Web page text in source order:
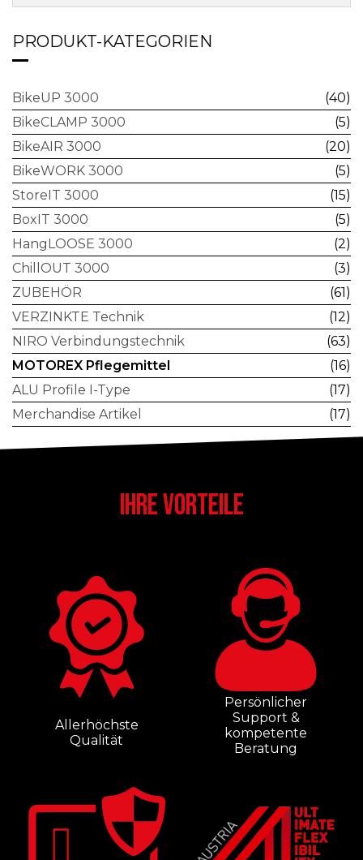
PRODUKT-KATEGORIEN
BikeUP 3000
(40)
BikeCLAMP 3000
(5)
BikeAIR 3000
(20)
BikeWORK 3000
(5)
StoreIT 3000
(15)
BoxIT 3000
(5)
HangLOOSE 3000
(2)
ChillOUT 3000
(3)
ZUBEHÖR
(61)
VERZINKTE Technik
(12)
NIRO Verbindungstechnik
(63)
MOTOREX Pflegemittel
(16)
ALU Profile I-Type
(17)
Merchandise Artikel
(17)
IHRE VORTEILE
Allerhöchste
Qualität
Persönlicher
Support &
kompetente
Beratung